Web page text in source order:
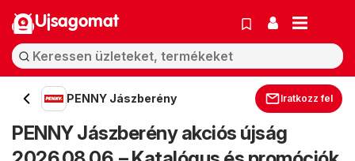
Ujsagomat
PENNY Jászberény Iratkozz fel
PENNY Jászberény akciós újság